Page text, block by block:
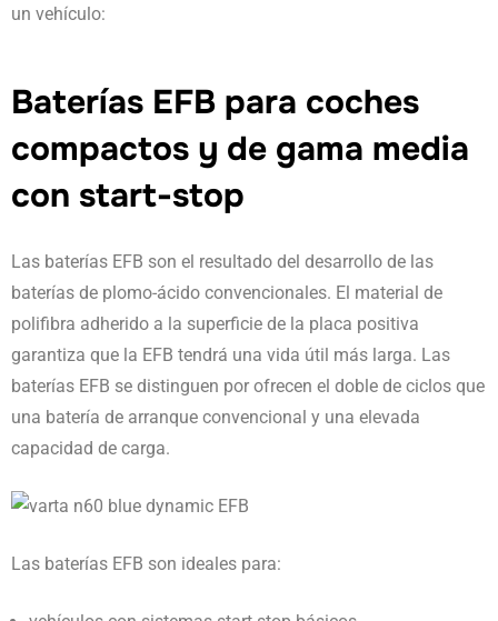
un vehículo:
Baterías EFB para coches
compactos y de gama media
con start-stop
Las baterías EFB son el resultado del desarrollo de las
baterías de plomo-ácido convencionales. El material de
polifibra adherido a la superficie de la placa positiva
garantiza que la EFB tendrá una vida útil más larga. Las
baterías EFB se distinguen por ofrecen el doble de ciclos que
una batería de arranque convencional y una elevada
capacidad de carga.
Las baterías EFB son ideales para: